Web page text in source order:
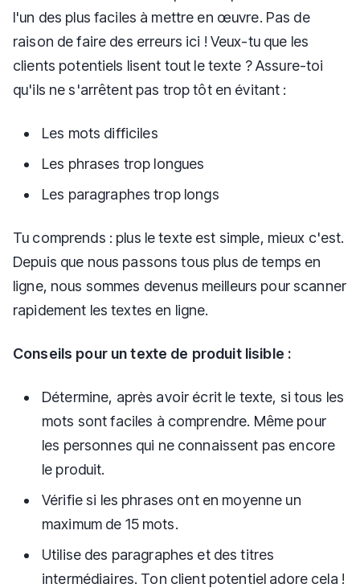
l'un des plus faciles à mettre en œuvre. Pas de
raison de faire des erreurs ici ! Veux-tu que les
clients potentiels lisent tout le texte ? Assure-toi
qu'ils ne s'arrêtent pas trop tôt en évitant :
Les mots difficiles
Les phrases trop longues
Les paragraphes trop longs
Tu comprends : plus le texte est simple, mieux c'est.
Depuis que nous passons tous plus de temps en
ligne, nous sommes devenus meilleurs pour scanner
rapidement les textes en ligne.
Conseils pour un texte de produit lisible :
Détermine, après avoir écrit le texte, si tous les
mots sont faciles à comprendre. Même pour
les personnes qui ne connaissent pas encore
le produit.
Vérifie si les phrases ont en moyenne un
maximum de 15 mots.
Utilise des paragraphes et des titres
intermédiaires. Ton client potentiel adore cela !